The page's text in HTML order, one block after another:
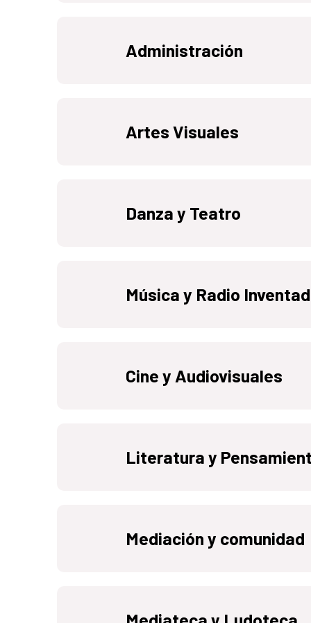
Administración
Artes Visuales
Danza y Teatro
Música y Radio
Cine y Audiovisuales
Literatura y
Mediación y comunidad